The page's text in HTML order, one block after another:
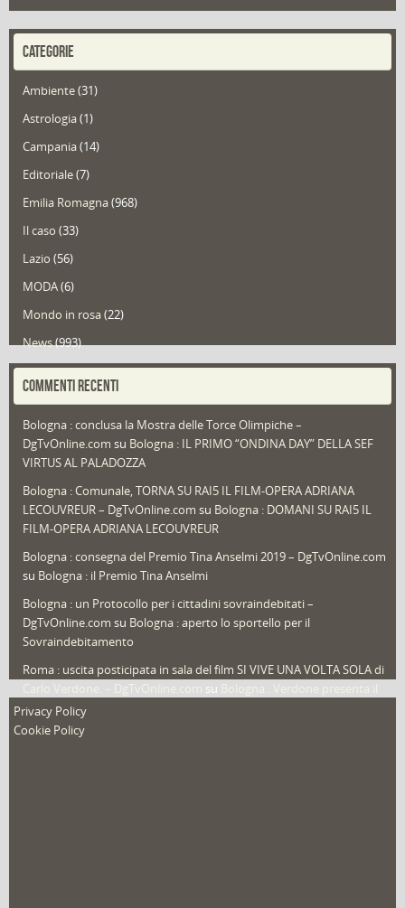
CATEGORIE
Ambiente(31)
Astrologia(1)
Campania(14)
Editoriale(7)
Emilia Romagna(968)
Il caso (33)
Lazio (56)
MODA(6)
Mondo in rosa(22)
News(993)
Portfolio(1)
Redazioni(1.049)
Speciali (22)
Sport
That's Bologna Magazine(25)
Video (archivio) (263)
COMMENTI RECENTI
Bologna : conclusa la Mostra delle Torce Olimpiche –
DgTvOnline.com su Bologna : IL PRIMO “ONDINA DAY” DELLA SEF
VIRTUS AL PALADOZZA
Bologna : Comunale, TORNA SU RAI5 IL FILM-OPERA ADRIANA
LECOUVREUR – DgTvOnline.com su Bologna : DOMANI SU RAI5 IL
FILM-OPERA ADRIANA LECOUVREUR
Bologna : consegna del Premio Tina Anselmi 2019 – DgTvOnline.com
su Bologna : il Premio Tina Anselmi
Bologna : un Protocollo per i cittadini sovraindebitati –
DgTvOnline.com su Bologna : aperto lo sportello per il
Sovraindebitamento
Roma : uscita posticipata in sala del film SI VIVE UNA VOLTA SOLA di
su
nuovo film
Privacy Policy
Cookie Policy